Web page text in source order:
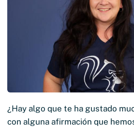
¿Hay algo que te ha gustado
con alguna afirmación que